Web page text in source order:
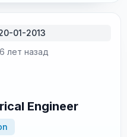
01-2013
лет назад
Engineer